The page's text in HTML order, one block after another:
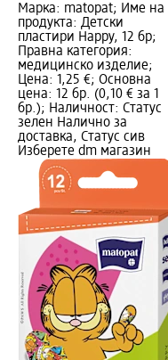
Марка: matopat; Име на
продукта: Детски
пластири Happy, 12 бр;
Правна категория:
медицинско изделие;
Цена: 1,25 €; Основна
цена: 12 бр. (0,10 € за 1
бр.); Наличност: Статус
зелен Налично за
доставка, Статус сив
Изберете dm магазин